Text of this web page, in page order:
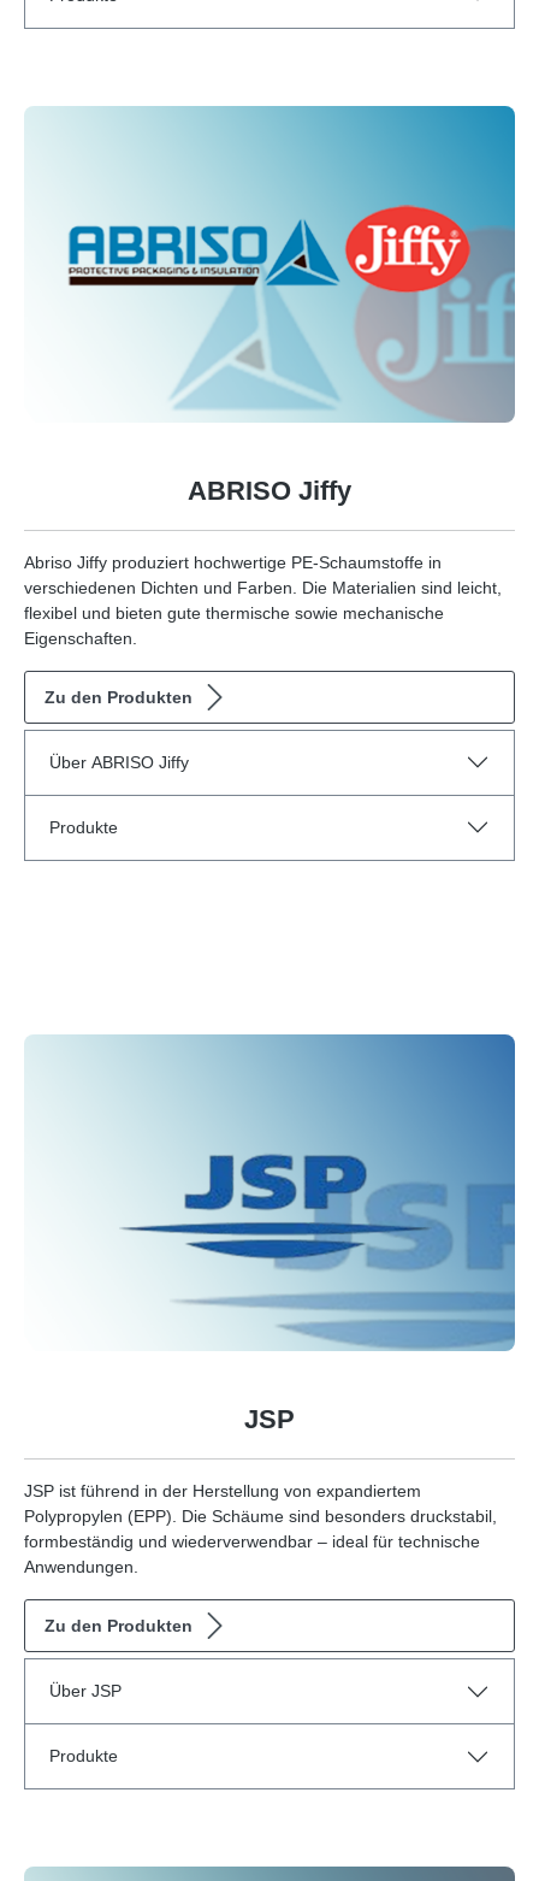
ABRISO Jiffy
Abriso Jiffy produziert hochwertige PE-Schaumstoffe in
verschiedenen Dichten und Farben. Die Materialien sind leicht,
flexibel und bieten gute thermische sowie mechanische
Eigenschaften.
Zu den Produkten
Über ABRISO Jiffy
Produkte
JSP
JSP ist führend in der Herstellung von expandiertem
Polypropylen (EPP). Die Schäume sind besonders druckstabil,
formbeständig und wiederverwendbar – ideal für technische
Anwendungen.
Zu den Produkten
Über JSP
Produkte